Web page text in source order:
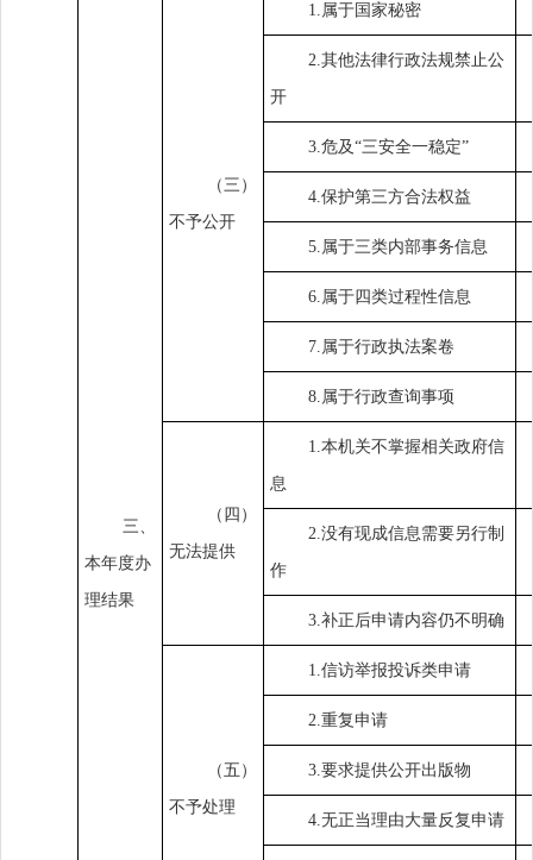
三、
本年度办
理结果
（三）
不予公开
1.属于国家秘密
2.其他法律行政法规禁止公
开
3.危及“三安全一稳定”
4.保护第三方合法权益
5.属于三类内部事务信息
6.属于四类过程性信息
7.属于行政执法案卷
8.属于行政查询事项
（四）
无法提供
1.本机关不掌握相关政府信
息
2.没有现成信息需要另行制
作
3.补正后申请内容仍不明确
（五）
不予处理
1.信访举报投诉类申请
2.重复申请
3.要求提供公开出版物
4.无正当理由大量反复申请